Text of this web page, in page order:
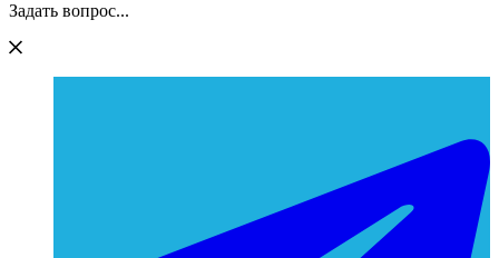
Задать вопрос...